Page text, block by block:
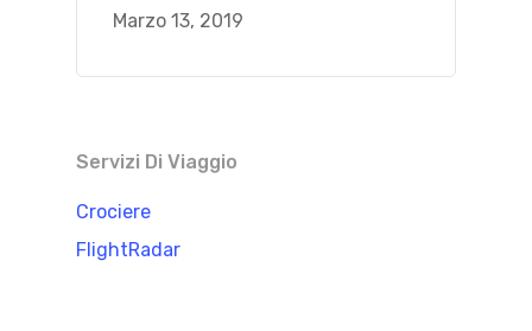
Marzo 13, 2019
Servizi Di Viaggio
Crociere
FlightRadar